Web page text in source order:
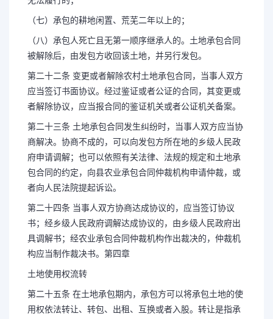
（七）承包的耕地闲置、荒芜二年以上的；
（八）承包人死亡且无第一顺序继承人的。土地承包合同
被解除后，由发包方收回该土地，并另行发包。
第二十二条 变更或者解除农村土地承包合同，当事人双方
应当签订书面协议。经过鉴证或者公证的合同，其变更或
者解除协议，应当报合同的鉴证机关或者公证机关备案。
第二十三条 土地承包合同发生纠纷时，当事人双方应当协
商解决。协商不成的，可以向发包方所在地的乡级人民政
府申请调解；也可以依照有关法律、法规的规定和土地承
包合同的约定，向县农业承包合同仲裁机构申请仲裁，或
者向人民法院提起诉讼。
第二十四条 当事人双方协商达成协议的，应当签订协议
书；经乡级人民政府调解达成协议的，由乡级人民政府出
具调解书；经农业承包合同仲裁机构作出裁决的，仲裁机
构应当制作裁决书。第四章
土地使用权流转
第二十五条 在土地承包期内，承包方可以将承包土地的使
用权依法转让、转包、出租、互换或者入股。转让是指承